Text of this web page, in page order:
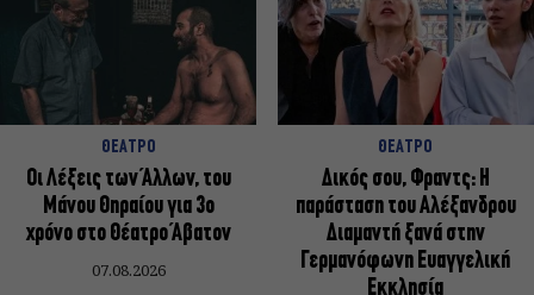
ΘΕΑΤΡΟ
Οι Λέξεις των Άλλων, του
Μάνου Θηραίου για 3ο
χρόνο στο Θέατρο Άβατον
07.08.2026
ΘΕΑΤΡΟ
Δικός σου, Φραντς: Η
παράσταση του Αλέξανδρου
Διαμαντή ξανά στην
Γερμανόφωνη Ευαγγελική
Εκκλησία